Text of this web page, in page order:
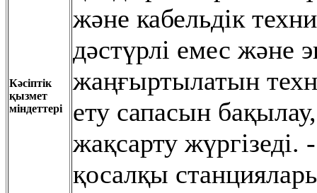
Кәсіптік
қызмет
міндеттері
жəне кабельдік
дəстүрлі емес жəне
жаңғыртылатын
ету сапасын
жақсарту
қосалқы